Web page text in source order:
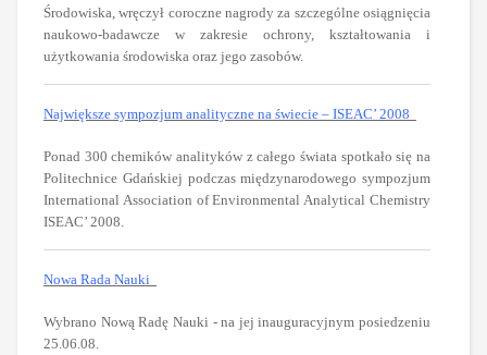
Środowiska, wręczył coroczne nagrody za szczególne osiągnięcia
naukowo-badawcze w zakresie ochrony, kształtowania i
użytkowania środowiska oraz jego zasobów.
Największe sympozjum analityczne na świecie – ISEAC’ 2008
Ponad 300 chemików analityków z całego świata spotkało się na
Politechnice Gdańskiej podczas międzynarodowego sympozjum
International Association of Environmental Analytical Chemistry
ISEAC’ 2008.
Nowa Rada Nauki
Wybrano Nową Radę Nauki - na jej inauguracyjnym posiedzeniu
25.06.08.